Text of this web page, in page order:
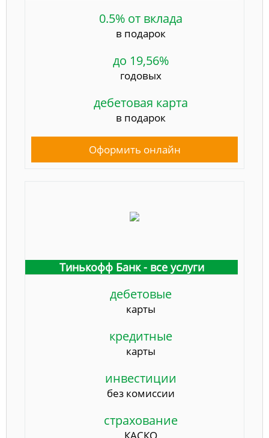
0.5% от вклада
в подарок
до 19,56%
годовых
дебетовая карта
в подарок
Оформить онлайн
Тинькофф Банк - все услуги
дебетовые
карты
кредитные
карты
инвестиции
без комиссии
страхование